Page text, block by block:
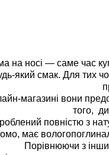
носі — саме час
який смак. Для тих
магазині вони
того,
повністю з
має
Порівнюючи з